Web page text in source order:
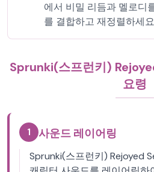
에서 비밀 리듬과 멜로디
를 결합하고 재정렬하세
Sprunki(스프런키)
요령
1 사운드 레이어링
Sprunki(스프런키) Rejoyed